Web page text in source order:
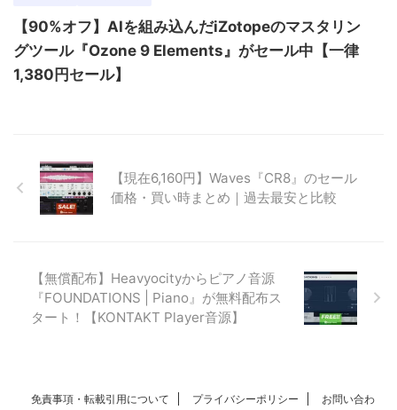
【90%オフ】AIを組み込んだiZotopeのマスタリン
グツール『Ozone 9 Elements』がセール中【一律
1,380円セール】
【現在6,160円】Waves『CR8』のセール
価格・買い時まとめ｜過去最安と比較
【無償配布】Heavyocityからピアノ音源
『FOUNDATIONS | Piano』が無料配布ス
タート！【KONTAKT Player音源】
免責事項・転載引用について プライバシーポリシー お問い合わ